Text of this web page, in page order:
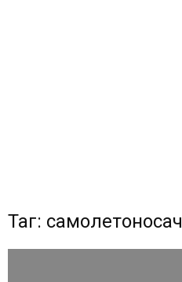
Таг: самолетоносач